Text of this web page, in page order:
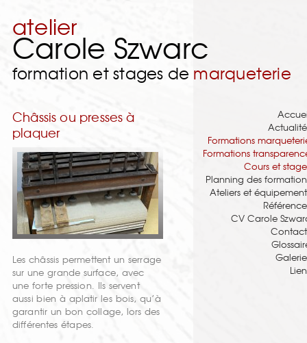
atelier
Carole Szwarc
formation et stages de marqueterie
Châssis ou presses à
plaquer
Les châssis permettent un serrage
sur une grande surface, avec
une forte pression. Ils servent
aussi bien à aplatir les bois, qu’à
garantir un bon collage, lors des
différentes étapes.
Formations
Formations
Cours et
Planning des
Ateliers et
CV Carole